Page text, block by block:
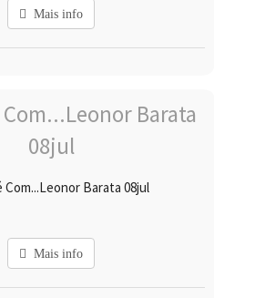
Mais info
Com...Leonor Barata 08jul
Mais info